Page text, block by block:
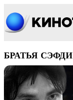
БРАТЬЯ СЭФДИ